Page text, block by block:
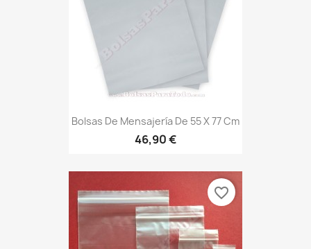
Bolsas De Mensajería De 55 X 77 Cm
46,90 €
favorite_border